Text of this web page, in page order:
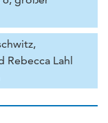
Rebecca Lahl